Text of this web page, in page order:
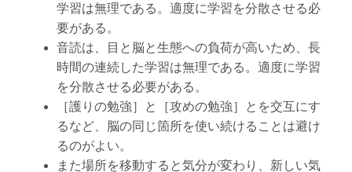
学習は無理である。適度に学習を分散させる必
要がある。
音読は、目と脳と生態への負荷が高いため、長
時間の連続した学習は無理である。適度に学習
を分散させる必要がある。
［護りの勉強］と［攻めの勉強］とを交互にす
るなど、脳の同じ箇所を使い続けることは避け
るのがよい。
また場所を移動すると気分が変わり、新しい気